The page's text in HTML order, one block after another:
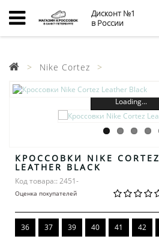
Дисконт №1
в России
Nike Cortez
Loading...
КРОССОВКИ NIKE CORTEZ
LEATHER BLACK
Код товара:: 2451-
Оценка покупателей
36 37 39 40 41 42